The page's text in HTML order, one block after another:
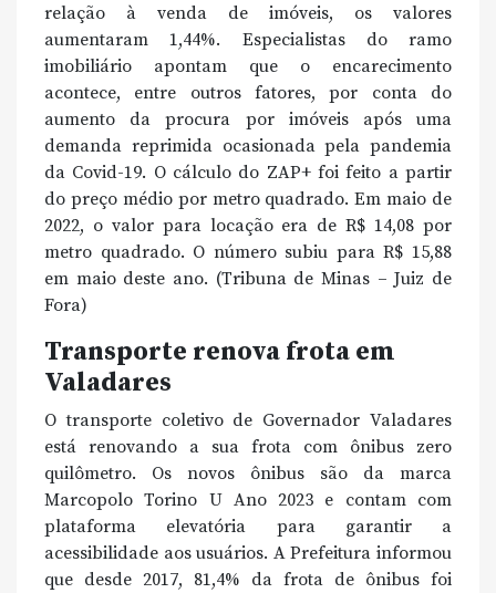
relação à venda de imóveis, os valores
aumentaram 1,44%. Especialistas do ramo
imobiliário apontam que o encarecimento
acontece, entre outros fatores, por conta do
aumento da procura por imóveis após uma
demanda reprimida ocasionada pela pandemia
da Covid-19. O cálculo do ZAP+ foi feito a partir
do preço médio por metro quadrado. Em maio de
2022, o valor para locação era de R$ 14,08 por
metro quadrado. O número subiu para R$ 15,88
em maio deste ano. (Tribuna de Minas – Juiz de
Fora)
Transporte renova frota em
Valadares
O transporte coletivo de Governador Valadares
está renovando a sua frota com ônibus zero
quilômetro. Os novos ônibus são da marca
Marcopolo Torino U Ano 2023 e contam com
plataforma elevatória para garantir a
acessibilidade aos usuários. A Prefeitura informou
que desde 2017, 81,4% da frota de ônibus foi